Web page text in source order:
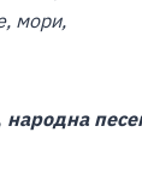
мори,
народна